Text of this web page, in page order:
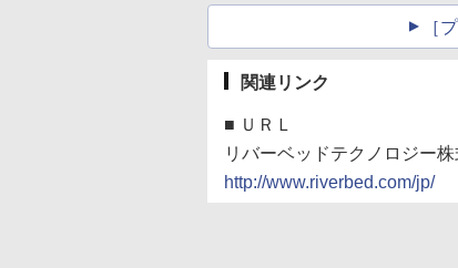
［
関連リンク
■ ＵＲＬ
リバーベッドテクノロジー
http://www.riverbed.com/jp/